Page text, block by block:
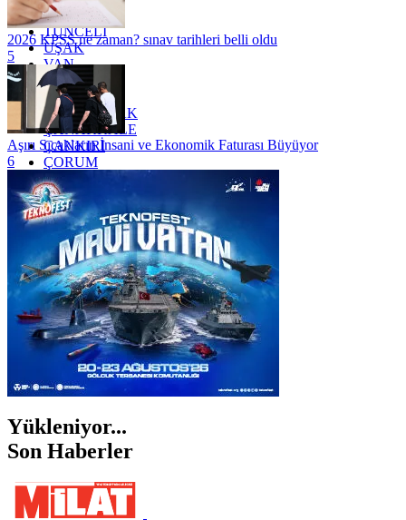
TRABZON
TUNCELİ
UŞAK
VAN
YALOVA
YOZGAT
ZONGULDAK
ÇANAKKALE
ÇANKIRI
ÇORUM
İSTANBUL
İZMİR
ŞANLIURFA
ŞIRNAK
2026 KPSS ne zaman? sınav tarihleri belli oldu
5
Aşırı Sıcakların İnsani ve Ekonomik Faturası Büyüyor
6
Yükleniyor...
Son Haberler